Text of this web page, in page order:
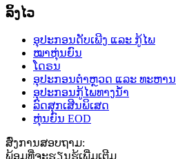
ລິ້ງໄວ
ອຸປະກອນດັບເພີງ ແລະ ກູ້ໄພ
ໝາຫຸ່ນຍົນ
ໂດຣນ
ອຸປະກອນຕຳຫຼວດ ແລະ ທະຫານ
ອຸປະກອນກູ້ໄພທາງນ້ຳ
ລົດສຸກເສີນພິເສດ
ຫຸ່ນຍົນ EOD
ສົ່ງການສອບຖາມ:
ພ້ອມທີ່ຈະຮຽນຮູ້ເພີ່ມເຕີມ